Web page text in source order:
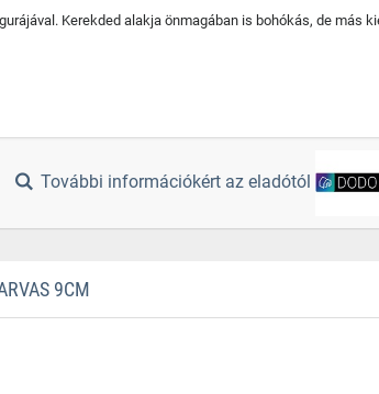
Kerekded alakja önmagában is bohókás, de más
További információkért az eladótól
9CM